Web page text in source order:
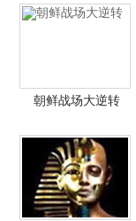
朝鲜战场大逆转